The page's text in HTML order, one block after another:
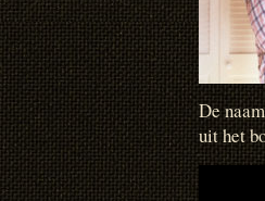
De
uit het